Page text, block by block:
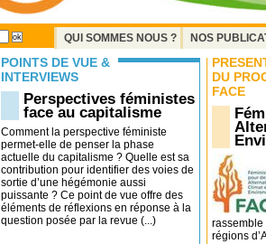
QUI SOMMES NOUS ?
NOS
POINTS DE VUE &
INTERVIEWS
Perspectives féministes
face au capitalisme
Comment la perspective féministe
permet-elle de penser la phase
actuelle du capitalisme ? Quelle est sa
contribution pour identifier des voies de
sortie d’une hégémonie aussi
puissante ? Ce point de vue offre des
éléments de réflexions en réponse à la
question posée par la revue (...)
DU
FACE
rassemble
régions